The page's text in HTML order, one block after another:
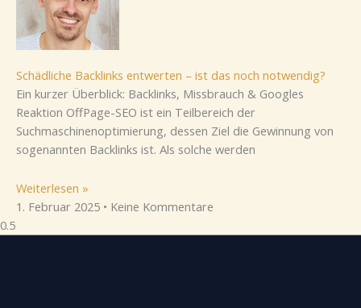
Schädliche Backlinks entwerten – ist das noch notwendig?
Ein kurzer Überblick: Backlinks, Missbrauch & Googles
Reaktion OffPage-SEO ist ein Teilbereich der
Suchmaschinenoptimierung, dessen Ziel die Gewinnung von
sogenannten Backlinks ist. Als solche werden
Weiterlesen »
1. Februar 2025
Keine Kommentare